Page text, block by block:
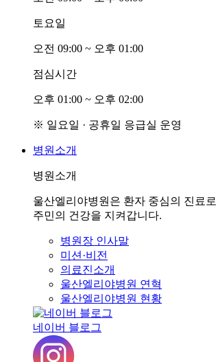
토요일
오전 09:00 ~ 오후 01:00
점심시간
오후 01:00 ~ 오후 02:00
※ 일요일 · 공휴일 응급실 운영
병원소개
병원소개
울산엘리야병원은 환자 중심의 진료로
주민의 건강을 지켜갑니다.
병원장 인사말
미션·비전
의료진소개
울산엘리야병원 연혁
울산엘리야병원 현황
네이버 블로그